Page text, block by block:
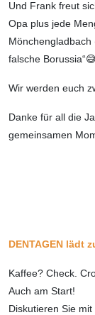
Und Frank freut
Opa plus jede
Mönchengladbach
falsche
Wir werden euch
Danke für all die
gemeinsamen
DENTAGEN lädt
Kaffee? Check.
Auch am Start!
Diskutieren Sie mit